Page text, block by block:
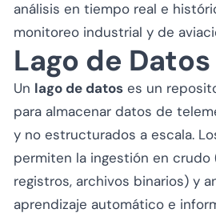
análisis en tiempo real e
monitoreo industrial y de
Lago de Datos
Un lago de datos es un
para almacenar datos de
y no estructurados a escala.
permiten la ingestión en crudo
registros, archivos binarios) y
aprendizaje automático e